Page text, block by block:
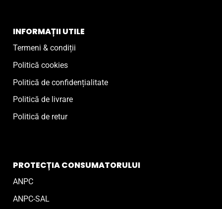
INFORMAȚII UTILE
Termeni & condiții
Politică cookies
Politică de confidențialitate
Politică de livrare
Politică de retur
PROTECȚIA CONSUMATORULUI
ANPC
ANPC-SAL